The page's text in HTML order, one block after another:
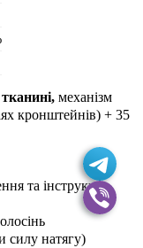
механізм
кронштейнів) + 35
та інструкція
силу натягу)